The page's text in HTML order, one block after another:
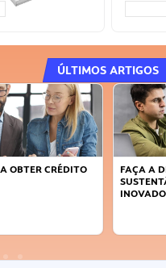
ÚLTIMOS ARTIGOS
OBTER CRÉDITO
FAÇA A